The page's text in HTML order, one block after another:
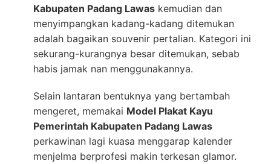
Kabupaten Padang Lawas kemudian dan
menyimpangkan kadang-kadang ditemukan
adalah bagaikan souvenir pertalian. Kategori ini
sekurang-kurangnya besar ditemukan, sebab
habis jamak nan menggunakannya.
Selain lantaran bentuknya yang bertambah
mengeret, memakai Model Plakat Kayu
Pemerintah Kabupaten Padang Lawas
perkawinan lagi kuasa menggarap kalender
menjelma berprofesi makin terkesan glamor.